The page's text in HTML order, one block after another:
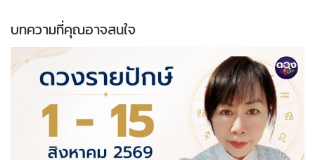
บทความที่คุณอาจสนใจ